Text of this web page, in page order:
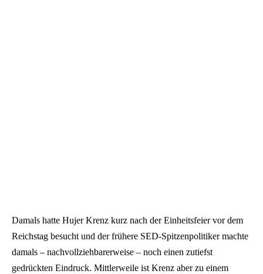
Damals hatte Hujer Krenz kurz nach der Einheitsfeier vor dem
Reichstag besucht und der frühere SED-Spitzenpolitiker machte
damals – nachvollziehbarerweise – noch einen zutiefst
gedrückten Eindruck. Mittlerweile ist Krenz aber zu einem